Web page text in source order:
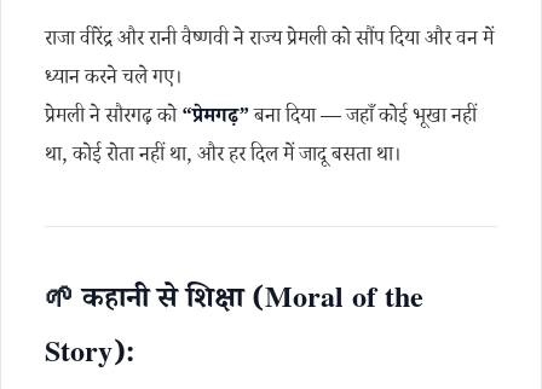
राजा वीरेंद्र और रानी वैष्णवी ने राज्य प्रेमली को सौंप दिया और वन में
ध्यान करने चले गए।
प्रेमली ने सौरगढ़ को“प्रेमगढ़”बना दिया — जहाँ कोई भूखा नहीं
था, कोई रोता नहीं था, और हर दिल में जादू बसता था।
🌱कहानी से शिक्षा (Moral of the
Story):